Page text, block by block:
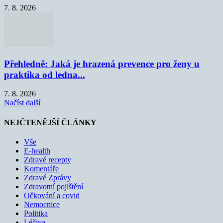
7. 8. 2026
Přehledně: Jaká je hrazená prevence pro ženy u
praktika od ledna...
7. 8. 2026
Načíst další
NEJČTENĚJŠÍ ČLÁNKY
Vše
E-health
Zdravé recepty
Komentáře
Zdravé Zprávy
Zdravotní pojištění
Očkování a covid
Nemocnice
Politika